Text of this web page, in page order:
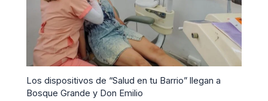
Los dispositivos de “Salud en tu Barrio” llegan a
Bosque Grande y Don Emilio